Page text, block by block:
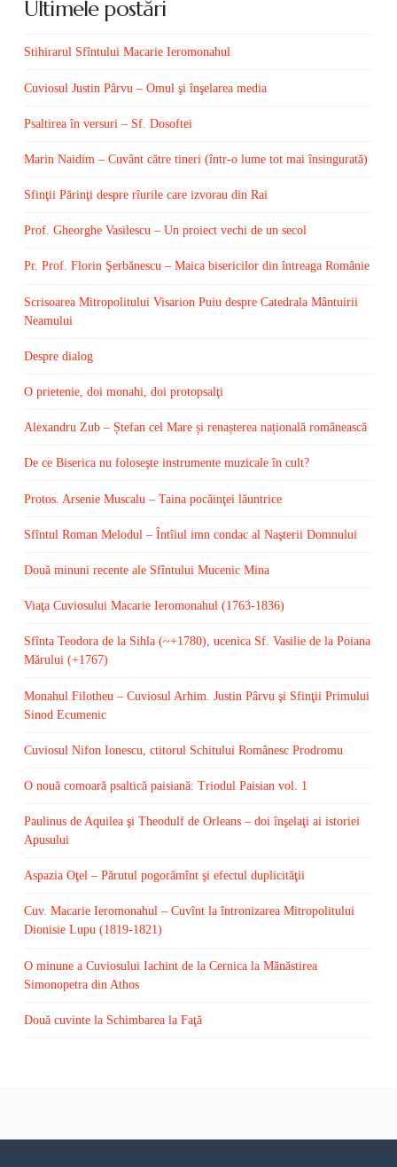
Ultimele postări
Stihirarul Sfîntului Macarie Ieromonahul
Cuviosul Justin Pârvu – Omul şi înşelarea media
Psaltirea în versuri – Sf. Dosoftei
Marin Naidim – Cuvânt către tineri (într-o lume tot mai însingurată)
Sfinţii Părinţi despre rîurile care izvorau din Rai
Prof. Gheorghe Vasilescu – Un proiect vechi de un secol
Pr. Prof. Florin Şerbănescu – Maica bisericilor din întreaga Românie
Scrisoarea Mitropolitului Visarion Puiu despre Catedrala Mântuirii
Neamului
Despre dialog
O prietenie, doi monahi, doi protopsalţi
Alexandru Zub – Ștefan cel Mare și renașterea națională românească
De ce Biserica nu foloseşte instrumente muzicale în cult?
Protos. Arsenie Muscalu – Taina pocăinţei lăuntrice
Sfîntul Roman Melodul – Întîiul imn condac al Naşterii Domnului
Două minuni recente ale Sfîntului Mucenic Mina
Viaţa Cuviosului Macarie Ieromonahul (1763-1836)
Sfînta Teodora de la Sihla (~+1780), ucenica Sf. Vasilie de la Poiana
Mărului (+1767)
Monahul Filotheu – Cuviosul Arhim. Justin Pârvu şi Sfinţii Primului
Sinod Ecumenic
Cuviosul Nifon Ionescu, ctitorul Schitului Românesc Prodromu
O nouă comoară psaltică paisiană: Triodul Paisian vol. 1
Paulinus de Aquilea şi Theodulf de Orleans – doi înşelaţi ai istoriei
Apusului
Aspazia Oţel – Părutul pogorămînt şi efectul duplicităţii
Cuv. Macarie Ieromonahul – Cuvînt la întronizarea Mitropolitului
Dionisie Lupu (1819-1821)
O minune a Cuviosului Iachint de la Cernica la Mănăstirea
Simonopetra din Athos
Două cuvinte la Schimbarea la Faţă